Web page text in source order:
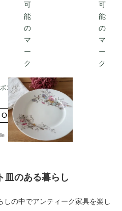
ンと花柄コ
皿のある暮らし
しの中でアンティーク家具を楽し